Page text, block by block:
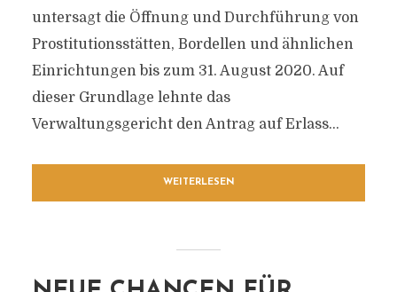
untersagt die Öffnung und Durchführung von
Prostitutionsstätten, Bordellen und ähnlichen
Einrichtungen bis zum 31. August 2020. Auf
dieser Grundlage lehnte das
Verwaltungsgericht den Antrag auf Erlass...
WEITERLESEN